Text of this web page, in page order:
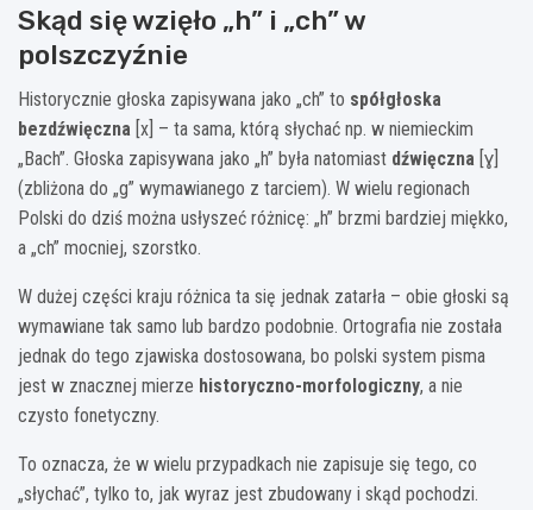
Skąd się wzięło „h” i „ch” w
polszczyźnie
Historycznie głoska zapisywana jako „ch” to spółgłoska
bezdźwięczna [x] – ta sama, którą słychać np. w niemieckim
„Bach”. Głoska zapisywana jako „h” była natomiast dźwięczna [ɣ]
(zbliżona do „g” wymawianego z tarciem). W wielu regionach
Polski do dziś można usłyszeć różnicę: „h” brzmi bardziej miękko,
a „ch” mocniej, szorstko.
W dużej części kraju różnica ta się jednak zatarła – obie głoski są
wymawiane tak samo lub bardzo podobnie. Ortografia nie została
jednak do tego zjawiska dostosowana, bo polski system pisma
jest w znacznej mierze historyczno-morfologiczny, a nie
czysto fonetyczny.
To oznacza, że w wielu przypadkach nie zapisuje się tego, co
„słychać”, tylko to, jak wyraz jest zbudowany i skąd pochodzi.